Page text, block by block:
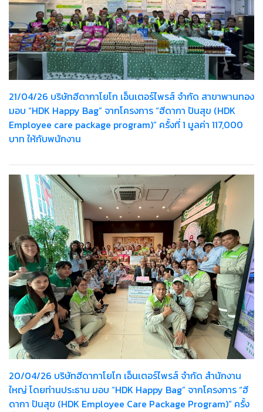
21/04/26 บริษัทฮีดากาโยโก เอ็นเตอร์ไพรส์ จำกัด สาขาพานทอง
มอบ “HDK Happy Bag” จากโครงการ “ฮีดากา ปันสุข (HDK
Employee care package program)” ครั้งที่ 1 มูลค่า 117,000
บาท ให้กับพนักงาน
20/04/26 บริษัทฮีดากาโยโก เอ็นเตอร์ไพรส์ จำกัด สำนักงาน
ใหญ่ โดยท่านประธาน มอบ “HDK Happy Bag” จากโครงการ “ฮี
ดากา ปันสุข (HDK Employee Care Package Program)” ครั้ง